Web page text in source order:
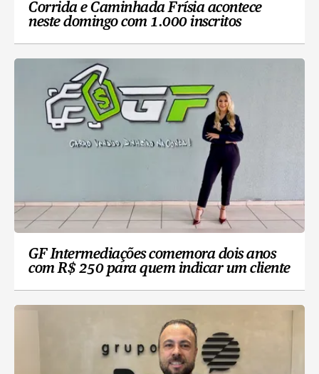
Corrida e Caminhada Frísia acontece
neste domingo com 1.000 inscritos
GF Intermediações comemora dois anos
com R$ 250 para quem indicar um cliente